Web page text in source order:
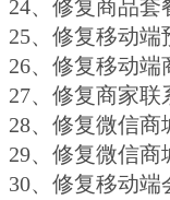
24、修复商品
25、修复移动
26、修复移动
27、修复商家联
28、修复微信
29、修复微信
30、修复移动端